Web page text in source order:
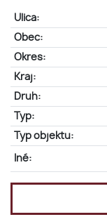
Ulica:
Obec:
Okres:
Kraj:
Druh:
Typ:
Typ objektu:
Iné: